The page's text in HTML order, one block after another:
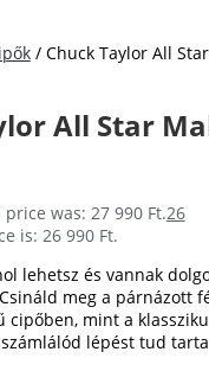
/ Chuck Taylor All
All Star
was: 27 990 Ft.26
is: 26 990 Ft.
lehetsz és vannak
meg a párnázott
cipőben, mint a
lépést tud